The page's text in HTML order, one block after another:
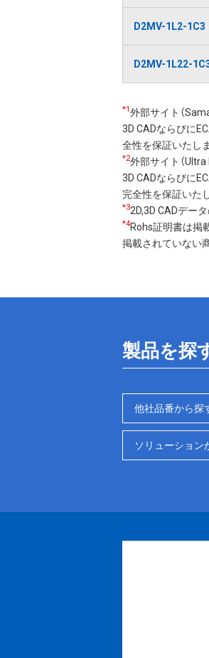
D2MV-1L2-1C3
D2MV-1L22-
*1外部サイト（
3D CADならびに
全性を保証いたし
*2外部サイト（
3D CADならびに
完全性を保証いた
*32D,3D CADデー
*4Rohs証明書は掲
掲載されていない
製品を探
他社品番から探
ソリューション